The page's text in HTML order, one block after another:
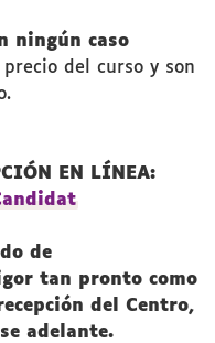
ningún caso
precio del curso y son
EN LÍNEA:
de
tan pronto como
del Centro,
adelante.